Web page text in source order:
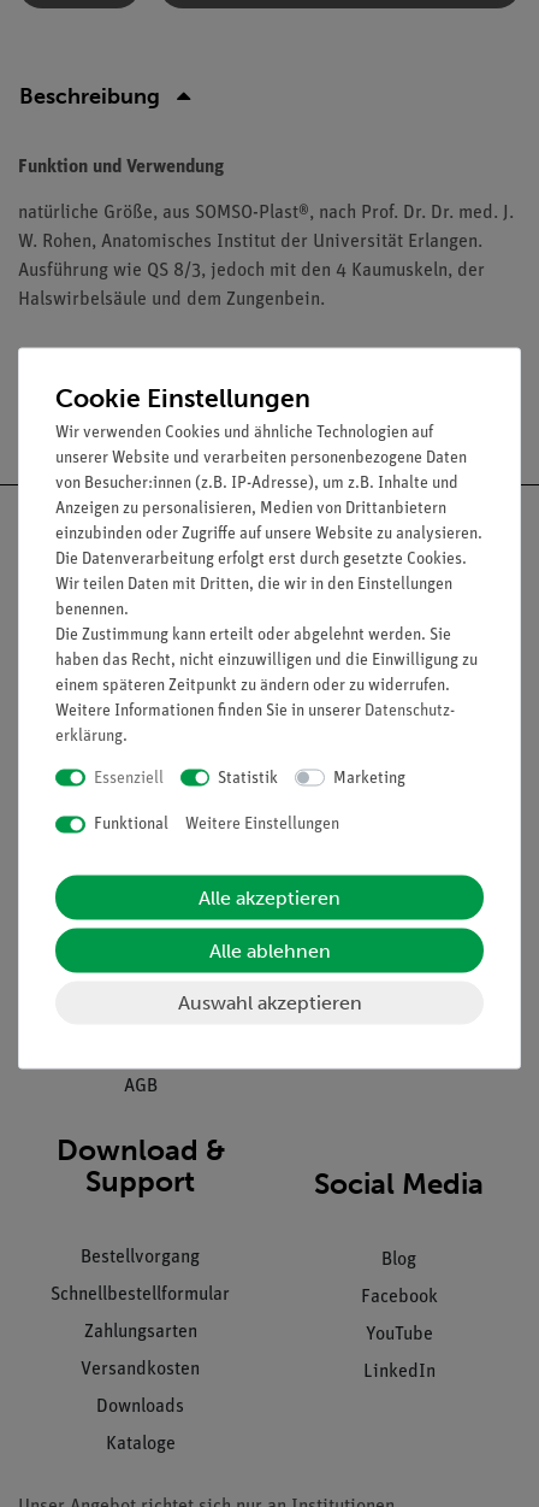
Beschreibung
Funktion und Verwendung
natürliche Größe, aus SOMSO-Plast®, nach Prof. Dr. Dr. med. J.
W. Rohen, Anatomisches Institut der Universität Erlangen.
Ausführung wie QS 8/3, jedoch mit den 4 Kaumuskeln, der
Halswirbelsäule und dem Zungenbein.
Versandkostenfrei ab 300,- €
Nach oben
Informationen
Unternehmen
Projekte und Lösungen
Stellenangebote
Hinweisgeberschutz
Datenschutz
AGB
Service
Übersicht Service
Beratung & Showroom
Einräumservice
Inbetriebnahme & Schulungen
Download &
Support
Bestellvorgang
Schnellbestellformular
Zahlungsarten
Versandkosten
Downloads
Kataloge
Social Media
Blog
Facebook
YouTube
LinkedIn
Cookie Einstellungen
Wir verwenden Cookies und ähnliche Technologien auf
unserer Website und verarbeiten personenbezogene Daten
von Besucher:innen (z.B. IP-Adresse), um z.B. Inhalte und
Anzeigen zu personalisieren, Medien von Drittanbietern
einzubinden oder Zugriffe auf unsere Website zu analysieren.
Die Datenverarbeitung erfolgt erst durch gesetzte Cookies.
Wir teilen Daten mit Dritten, die wir in den Einstellungen
benennen.
Die Zustimmung kann erteilt oder abgelehnt werden. Sie
haben das Recht, nicht einzuwilligen und die Einwilligung zu
einem späteren Zeitpunkt zu ändern oder zu widerrufen.
Weitere Informationen finden Sie in unserer Daten­schutz­
erklärung.
Essenziell Statistik Marketing
Funktional Weitere Einstellungen
Alle akzeptieren
Alle ablehnen
Auswahl akzeptieren